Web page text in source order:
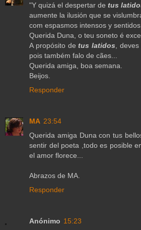
"Y quizá el despertar de tus
aumente la ilusión que se
com espasmos intensos y
Querida Duna, o teu soneto é
A propósito detus latidos ,
pois também falo de cães...
Querida amiga, boa semana.
Beijos.
Responder
MA 23:54
Querida amiga Duna con tus
sentir del poeta ,todo es posible
el amor florece...
Abrazos de MA.
Responder
Anónimo 15:23